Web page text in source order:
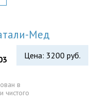
Мед
Цена: 3200 руб.
в
чистого